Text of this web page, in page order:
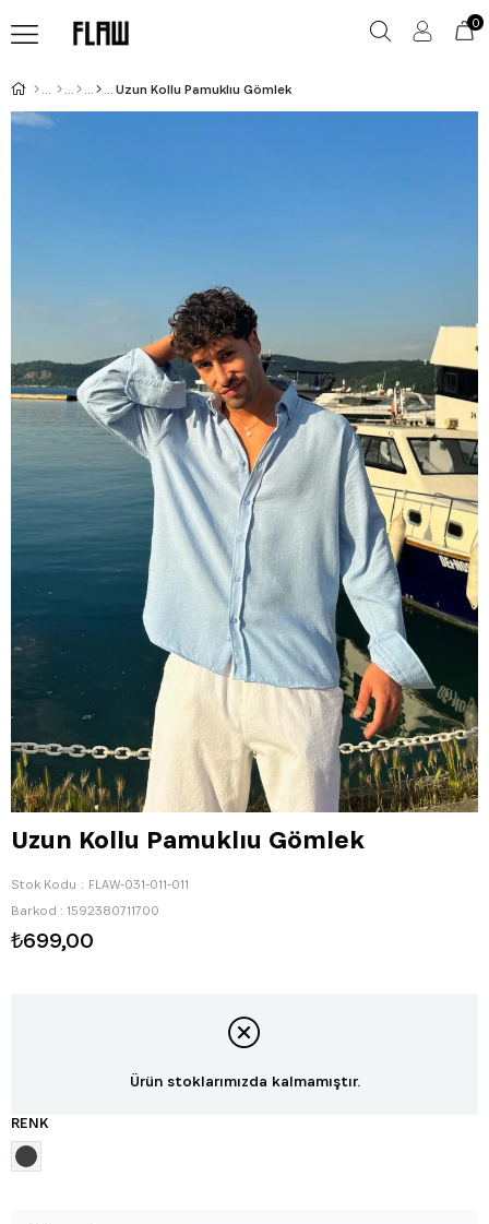
0
Uzun Kollu Pamuklıu Gömlek
Uzun Kollu Pamuklıu Gömlek
Stok Kodu
FLAW-031-011-011
Barkod : 1592380711700
₺699,00
Ürün stoklarımızda kalmamıştır.
RENK